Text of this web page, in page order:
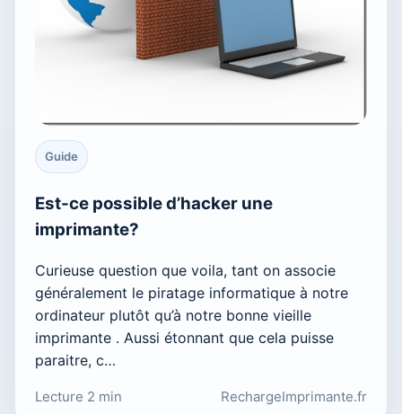
Guide
Est-ce possible d’hacker une
imprimante?
Curieuse question que voila, tant on associe
généralement le piratage informatique à notre
ordinateur plutôt qu’à notre bonne vieille
imprimante . Aussi étonnant que cela puisse
paraitre, c…
Lecture 2 min RechargeImprimante.fr